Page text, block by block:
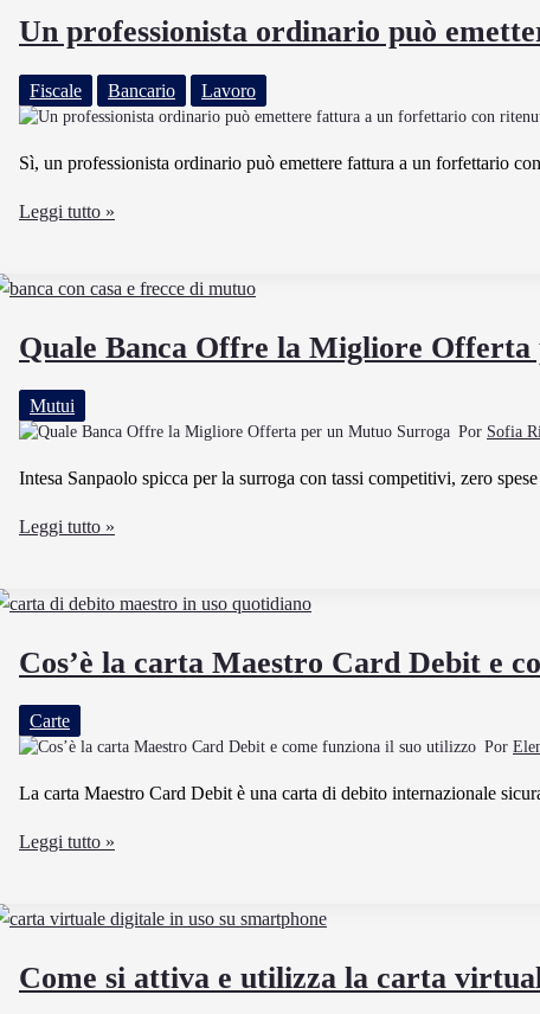
fiscale
partendo
dalla
partita
IVA
Un professionista ordinario può
Fiscale Bancario Lavoro
Sì, un professionista ordinario può emettere fattura a un forfettario
Un
può
fattura
a
un
con
Leggi tutto »
Quale Banca Offre la Migliore
Mutui
Por Sofia
Intesa Sanpaolo spicca per la surroga con tassi competitivi, zero
Quale
la
Offerta
per
un
Surroga
Leggi tutto »
Cos’è la carta Maestro Card Debit e
Carte
Por
La carta Maestro Card Debit è una carta di debito internazionale
Cos’è
Maestro
Debit
Leggi tutto »
Come si attiva e utilizza la carta